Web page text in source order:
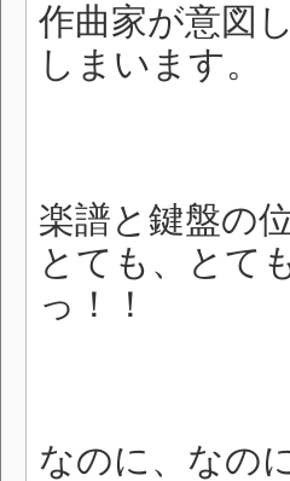
作曲家が意図
しまいます。
楽譜と鍵盤の
とても、とて
っ！！
なのに、なの